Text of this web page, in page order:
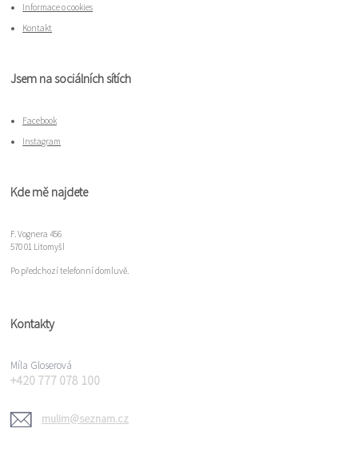
Informace o cookies
Kontakt
Jsem na sociálních sítích
Facebook
Instagram
Kde mě najdete
F. Vognera 456
570 01 Litomyšl
Po předchozí telefonní domluvě.
Kontakty
Míla Gloserová
+420 777 078 100
mulim@seznam.cz